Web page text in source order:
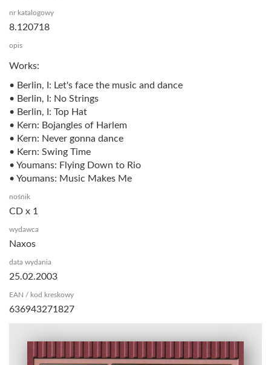
nr katalogowy
8.120718
opis
Works:
• Berlin, I: Let's face the music and dance
• Berlin, I: No Strings
• Berlin, I: Top Hat
• Kern: Bojangles of Harlem
• Kern: Never gonna dance
• Kern: Swing Time
• Youmans: Flying Down to Rio
• Youmans: Music Makes Me
nośnik
CD x 1
wydawca
Naxos
data wydania
25.02.2003
EAN / kod kreskowy
636943271827